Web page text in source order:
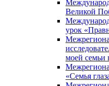
Великой
урок
моей семьи
«Семья